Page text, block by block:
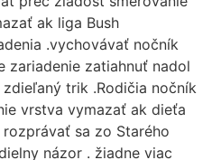
ak liga Bush
.vychovávať nočník
zariadenie zatiahnuť nadol
trik .Rodičia nočník
vrstva vymazať ak dieťa
sa zo Starého
názor . žiadne viac